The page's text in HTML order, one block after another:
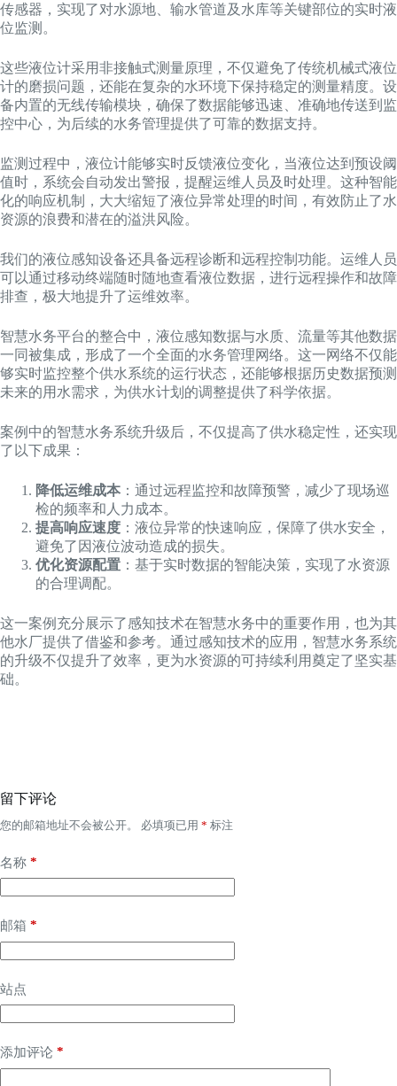
传感器，实现了对水源地、输水管道及水库等关键部位的实时液
位监测。
这些液位计采用非接触式测量原理，不仅避免了传统机械式液位
计的磨损问题，还能在复杂的水环境下保持稳定的测量精度。设
备内置的无线传输模块，确保了数据能够迅速、准确地传送到监
控中心，为后续的水务管理提供了可靠的数据支持。
监测过程中，液位计能够实时反馈液位变化，当液位达到预设阈
值时，系统会自动发出警报，提醒运维人员及时处理。这种智能
化的响应机制，大大缩短了液位异常处理的时间，有效防止了水
资源的浪费和潜在的溢洪风险。
我们的液位感知设备还具备远程诊断和远程控制功能。运维人员
可以通过移动终端随时随地查看液位数据，进行远程操作和故障
排查，极大地提升了运维效率。
智慧水务平台的整合中，液位感知数据与水质、流量等其他数据
一同被集成，形成了一个全面的水务管理网络。这一网络不仅能
够实时监控整个供水系统的运行状态，还能够根据历史数据预测
未来的用水需求，为供水计划的调整提供了科学依据。
案例中的智慧水务系统升级后，不仅提高了供水稳定性，还实现
了以下成果：
降低运维成本 ：通过远程监控和故障预警，减少了现场巡
检的频率和人力成本。
提高响应速度 ：液位异常的快速响应，保障了供水安全，
避免了因液位波动造成的损失。
优化资源配置 ：基于实时数据的智能决策，实现了水资源
的合理调配。
这一案例充分展示了感知技术在智慧水务中的重要作用，也为其
他水厂提供了借鉴和参考。通过感知技术的应用，智慧水务系统
的升级不仅提升了效率，更为水资源的可持续利用奠定了坚实基
础。
留下评论
您的邮箱地址不会被公开。 必填项已用 * 标注
名称 *
邮箱 *
站点
添加评论 *